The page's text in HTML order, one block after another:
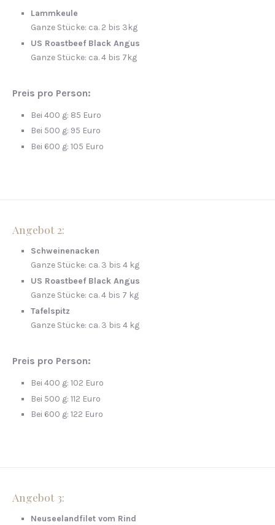
Lammkeule
Ganze Stücke: ca. 2 bis 3kg
US Roastbeef Black Angus
Ganze Stücke: ca. 4 bis 7kg
Preis pro Person:
Bei 400 g: 85 Euro
Bei 500 g: 95 Euro
Bei 600 g: 105 Euro
Angebot 2:
Schweinenacken
Ganze Stücke: ca. 3 bis 4 kg
US Roastbeef Black Angus
Ganze Stücke: ca. 4 bis 7 kg
Tafelspitz
Ganze Stücke: ca. 3 bis 4 kg
Preis pro Person:
Bei 400 g: 102 Euro
Bei 500 g: 112 Euro
Bei 600 g: 122 Euro
Angebot 3:
Neuseelandfilet vom Rind